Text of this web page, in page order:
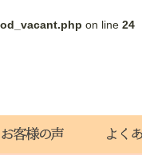
on line 24